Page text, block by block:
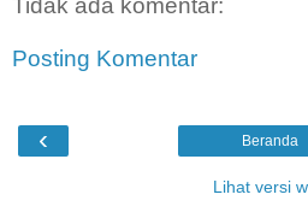
Tidak ada komentar:
Posting Komentar
‹ Beranda
Lihat versi